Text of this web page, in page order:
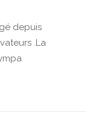
depuis
.La